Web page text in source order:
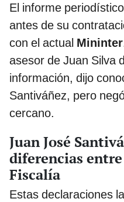
El informe
antes de su
con el actual Mininter
asesor de Juan Silva
información, dijo
Santiváñez, pero
cercano.
Juan José
diferencias
Fiscalía
Estas declaraciones